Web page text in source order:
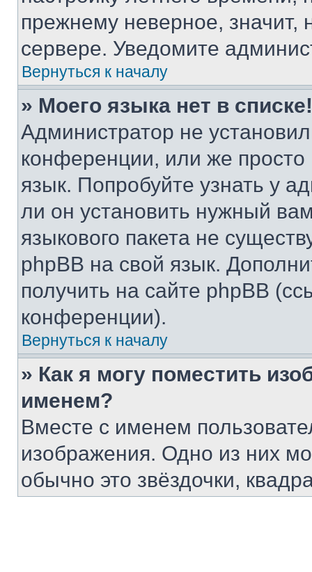
прежнему неверное, значит,
сервере. Уведомите
Вернуться к началу
» Моего языка нет в списке!
Администратор не
конференции, или же
язык. Попробуйте узнать у
ли он установить нужный
языкового пакета не
phpBB на свой язык.
получить на сайте phpBB
конференции).
Вернуться к началу
» Как я могу поместить
именем?
Вместе с именем
изображения. Одно из них
обычно это звёздочки,